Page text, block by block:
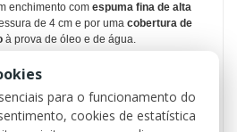
enchimento com espuma fina de alta
de 4 cm e por uma cobertura de
à prova de óleo e de água.
algodão de alta qualidade
fronha de almofada
acessório essencial
para o funcionamento do
cookies de estatística